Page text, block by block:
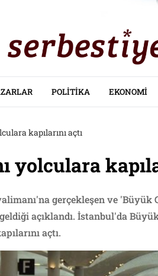
POLITIKA EKONOMI
kapılarını açtı
yolculara
gerçekleşen ve 'Büyük
açıklandı. İstanbul'da
açtı.